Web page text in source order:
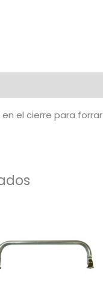
el cierre para forrar